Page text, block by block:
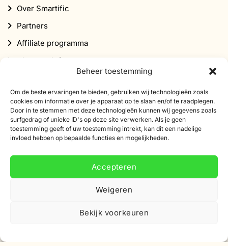
Beheer toestemming
Om de beste ervaringen te bieden, gebruiken wij technologieën zoals
cookies om informatie over je apparaat op te slaan en/of te raadplegen.
Door in te stemmen met deze technologieën kunnen wij gegevens zoals
surfgedrag of unieke ID's op deze site verwerken. Als je geen
toestemming geeft of uw toestemming intrekt, kan dit een nadelige
invloed hebben op bepaalde functies en mogelijkheden.
Accepteren
Weigeren
Bekijk voorkeuren
Over Smartific
Partners
Affiliate programma
Nieuwsbrief
Schrijf je in voor onze nieuwsbrief en ontvang 10%